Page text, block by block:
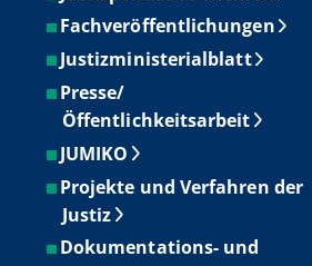
Fachveröffentlichungen
Justizministerialblatt
Presse/
Öffentlichkeitsarbeit
JUMIKO
Projekte und Verfahren der
Justiz
Dokumentations- und